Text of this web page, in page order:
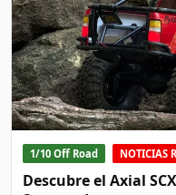
1/10 Off Road NOTICIAS
Descubre el Axial